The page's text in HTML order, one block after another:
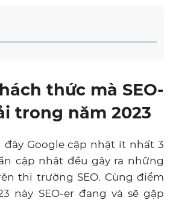
thức mà SEO-
trong năm 2023
Google cập nhật ít nhất 3
cập nhật đều gây ra những
thị trường SEO. Cùng điểm
này SEO-er đang và sẽ gặp